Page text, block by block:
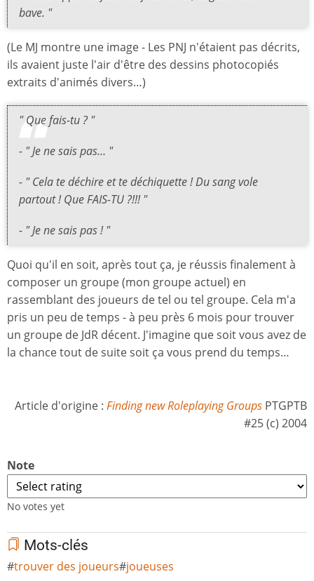
bave. "
(Le MJ montre une image - Les PNJ n'étaient pas décrits,
ils avaient juste l'air d'être des dessins photocopiés
extraits d'animés divers…)
" Que fais-tu ? "
- " Je ne sais pas… "
- " Cela te déchire et te déchiquette ! Du sang vole
partout ! Que FAIS-TU ?!!! "
- " Je ne sais pas ! "
Quoi qu'il en soit, après tout ça, je réussis finalement à
composer un groupe (mon groupe actuel) en
rassemblant des joueurs de tel ou tel groupe. Cela m'a
pris un peu de temps - à peu près 6 mois pour trouver
un groupe de JdR décent. J'imagine que soit vous avez de
la chance tout de suite soit ça vous prend du temps…
Article d'origine : Finding new Roleplaying Groups PTGPTB
#25 (c) 2004
Note
No votes yet
Mots-clés
trouver des joueurs joueuses